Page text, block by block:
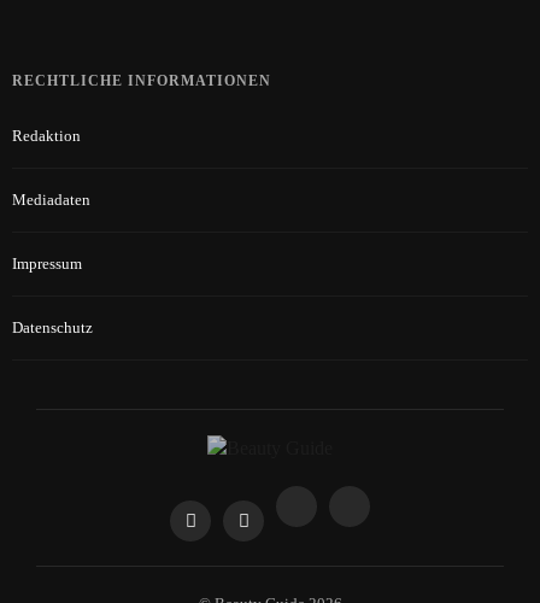
RECHTLICHE INFORMATIONEN
Redaktion
Mediadaten
Impressum
Datenschutz